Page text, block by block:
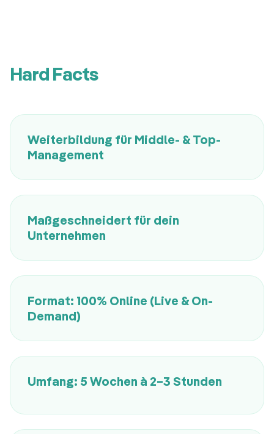
Hard Facts
Weiterbildung für Middle- & Top-
Management
Maßgeschneidert für dein
Unternehmen
Format: 100% Online (Live & On-
Demand)
Umfang: 5 Wochen à 2–3 Stunden